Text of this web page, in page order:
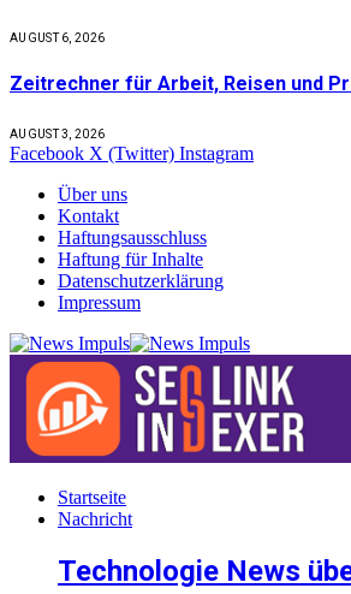
AUGUST 6, 2026
Zeitrechner für Arbeit, Reisen und
AUGUST 3, 2026
Facebook X (Twitter) Instagram
Über uns
Kontakt
Haftungsausschluss
Haftung für Inhalte
Datenschutzerklärung
Impressum
Startseite
Nachricht
Technologie News